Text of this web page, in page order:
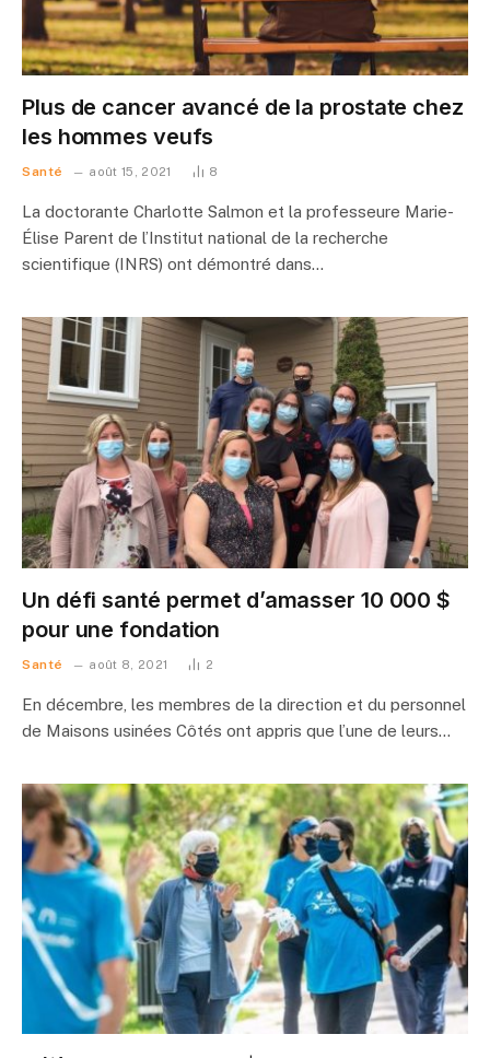
Plus de cancer avancé de la prostate chez
les hommes veufs
Santé août 15, 2021 8
La doctorante Charlotte Salmon et la professeure Marie-
Élise Parent de l’Institut national de la recherche
scientifique (INRS) ont démontré dans…
Un défi santé permet d’amasser 10 000 $
pour une fondation
Santé août 8, 2021 2
En décembre, les membres de la direction et du personnel
de Maisons usinées Côtés ont appris que l’une de leurs…